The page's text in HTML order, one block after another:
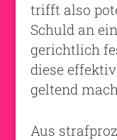
trifft also
Schuld an
gerichtlich
diese
geltend
Aus